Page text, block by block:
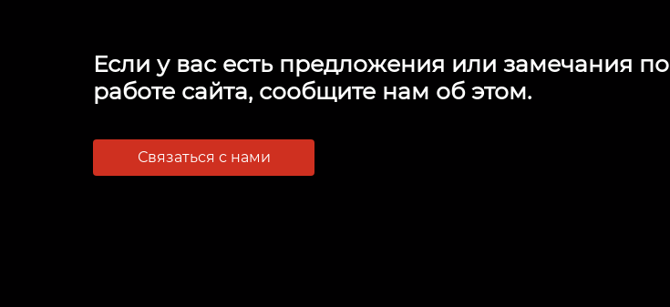
Если у вас есть предложения или замечания по
работе сайта, сообщите нам об этом.
Связаться с нами